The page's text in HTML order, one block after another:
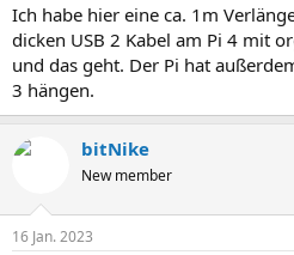
Ich habe hier eine ca. 1m
dicken USB 2 Kabel am Pi 4 mit
und das geht. Der Pi hat
3 hängen.
bitNike
New member
16 Jan. 2023